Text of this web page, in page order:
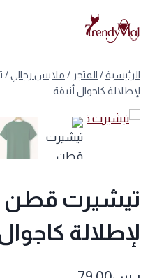
الرئيسية/ المتجر / ملابس رجالي/
لإطلالة كاجوال أنيقة
تيشيرت قطن
لإطلالة